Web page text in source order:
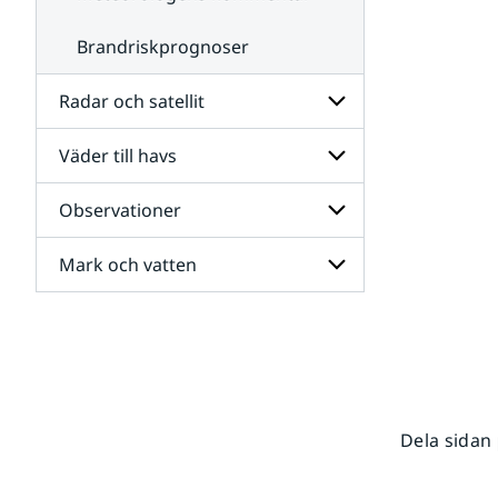
Brandriskprognoser
Radar och satellit
Undersidor
för
Radar
och
satellit
Väder till havs
Undersidor
för
Väder
till
havs
Observationer
Undersidor
för
Mark och vatten
Dela sidan